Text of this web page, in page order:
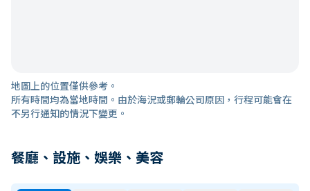
地圖上的位置僅供參考。
所有時間均為當地時間。由於海況或郵輪公司原因，行程可能會在
不另行通知的情況下變更。
餐廳、設施、娛樂、美容